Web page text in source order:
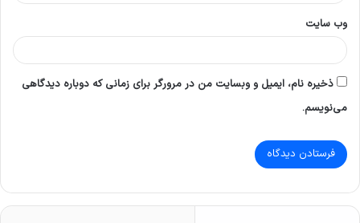
وب‌ سایت
ذخیره نام، ایمیل و وبسایت من در مرورگر برای زمانی که دوباره دیدگاهی
می‌نویسم.